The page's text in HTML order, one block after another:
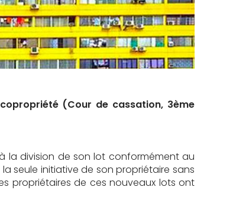
(Cour de cassation, 3ème
la division de son lot conformément au
seule initiative de son propriétaire sans
propriétaires de ces nouveaux lots ont